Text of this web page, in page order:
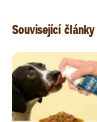
Související články